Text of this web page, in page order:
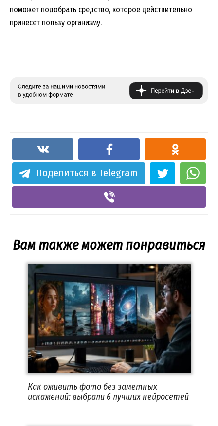
поможет подобрать средство, которое действительно
принесет пользу организму.
Поделиться в Telegram
Вам также может понравиться
Как оживить фото без заметных
искажений: выбрали 6 лучших нейросетей